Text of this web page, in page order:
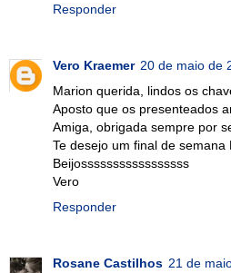
Responder
Vero Kraemer 20 de maio de
Marion querida, lindos os
Aposto que os presenteados
Amiga, obrigada sempre por
Te desejo um final de semana
Beijosssssssssssssssss
Vero
Responder
Rosane Castilhos 21 de